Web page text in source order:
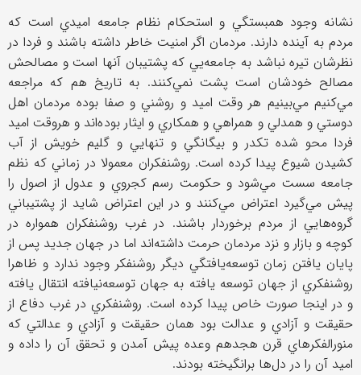
نشانه وجود همبستگي و استحكام نظام جامعه اميدي است كه
مردم به آينده دارند. مردمان اگر امنيت خاطر داشته باشند و فردا در
نظرشان تيره نباشد به جامعه‌يي كه پشتيبان آنها است و مصالحش
مصالح خودشان است پشت نمي‌كنند. به تاريخ هم كه مراجعه
مي‌كنيم مي‌بينيم هر وقت اميد و روشني و صفا بوده مردمان اهل
دوستي و همدلي و همراهي و همكاري و ايثار بوده‌اند و هروقت اميد
فردا محو شده تكدر و بيگانگي و تنهايي و گليم خويش از آب
كشيدن شيوع پيدا كرده است. روشنفكران معمولا در زماني كه نظم
جامعه سست مي‌شود و حكومت رسم كجروي و عدول از اصول را
پيش مي‌گيرد اعتراض مي‌كنند و در اين اعتراض شايد از پشتيباني
گروه‌هايي از مردم برخوردار باشند. در غرب روشنفكران همواره در
كوچه و بازار و نزد مردمان حرمت داشته‌اند اما در جهان جديد پس از
پايان يافتن زمان توسعه‌يافتگي ديگر روشنفكر وجود ندارد و ظاهرا
روشنفكري از جهان توسعه يافته به جهان توسعه‌نيافته انتقال يافته
و در اينجا صورت خاص پيدا كرده است. روشنفكري در غرب دفاع از
حقيقت و آزادي و عدالت بود همان حقيقت و آزادي و عدالتي كه
منورالفكرهاي قرن هجدهم وعده پيش آمدن و تحقق آن را داده و
اميد آن را در دل‌ها برانگيخته بودند.